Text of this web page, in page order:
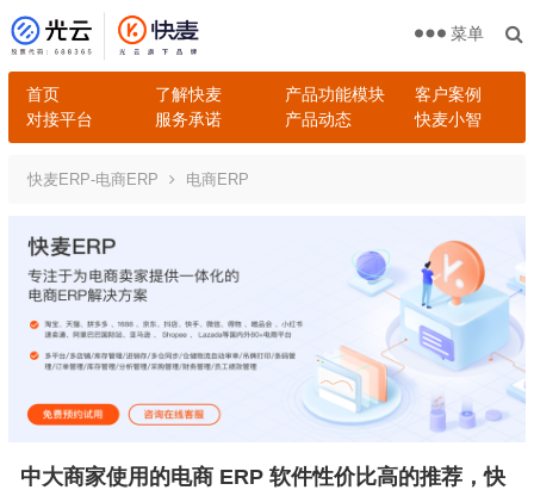
首页 了解快麦 产品功能模块
客户案例
对接平台
服务承诺 产品动态 快麦小智
菜单
快麦ERP-电商ERP 电商ERP
中大商家使用的电商 ERP 软件性价比高的推荐，快